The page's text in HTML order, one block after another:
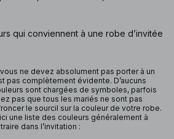
qui conviennent à une robe d’invitée
ne devez absolument pas porter à un
pas complètement évidente. D’aucuns
sont chargées de symboles, parfois
pas que tous les mariés ne sont pas
le sourcil sur la couleur de votre robe.
une liste des couleurs généralement à
dans l’invitation :